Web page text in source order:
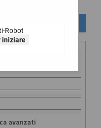
Robot
iniziare
avanzati